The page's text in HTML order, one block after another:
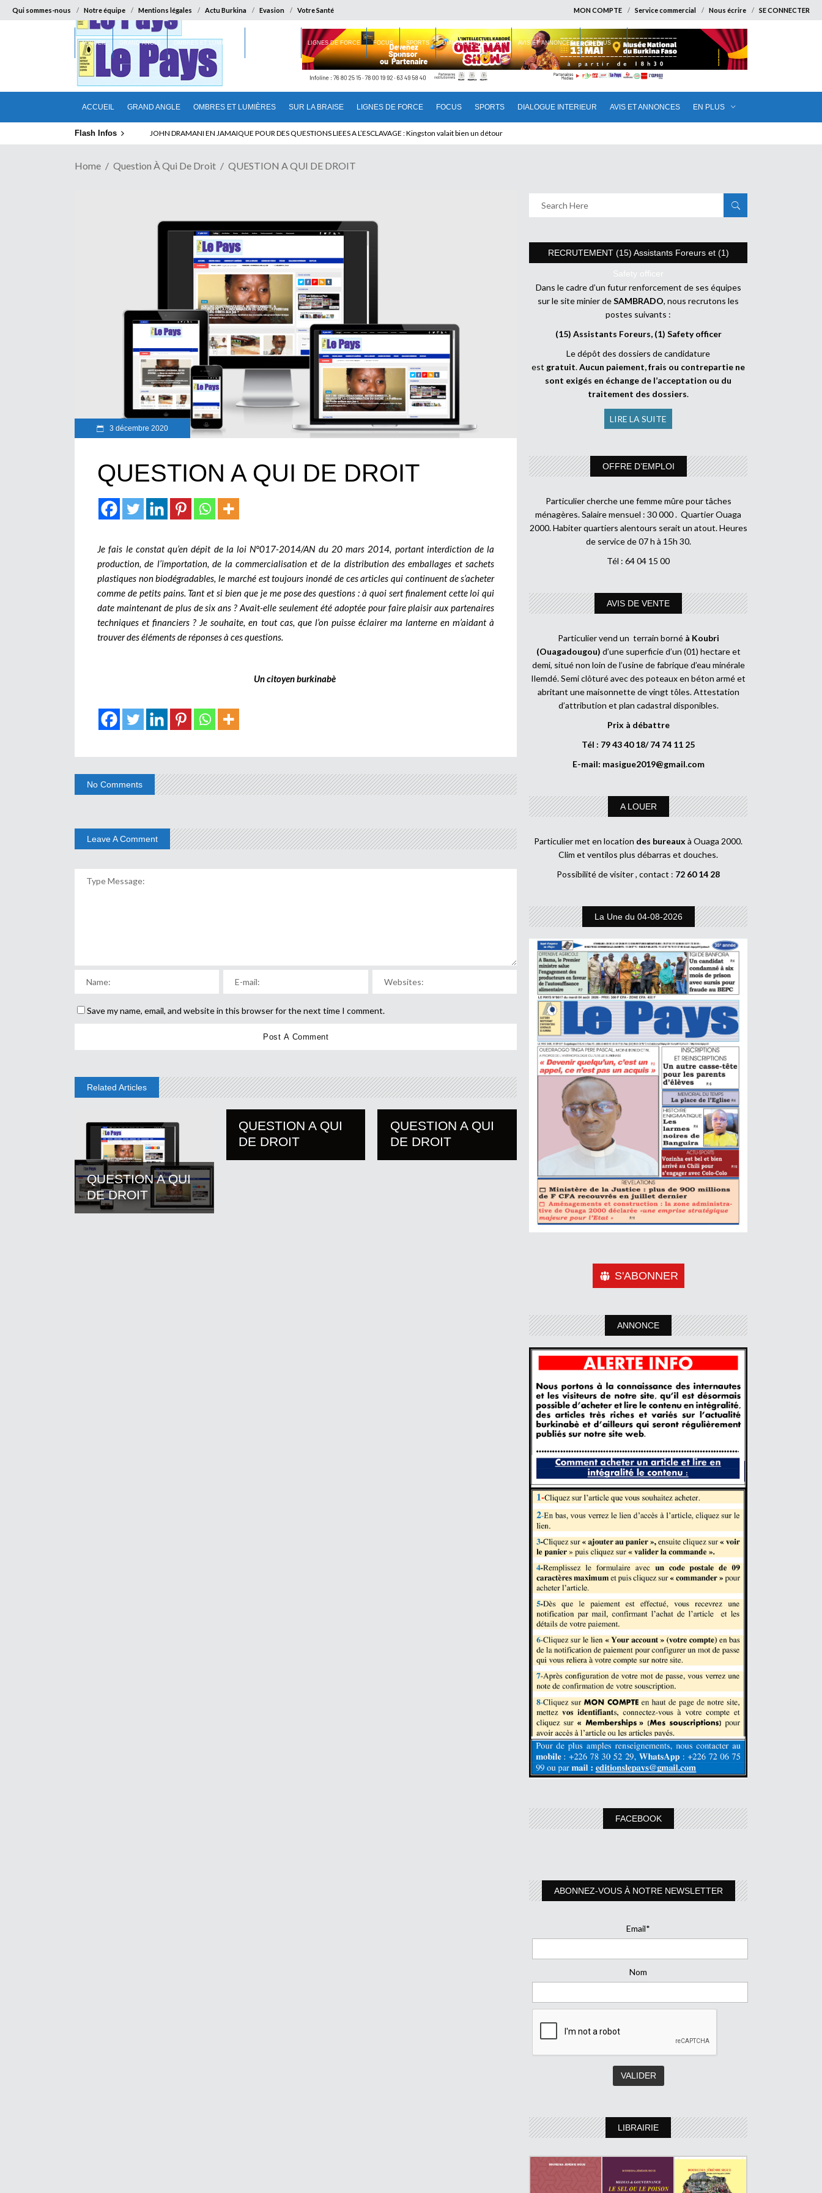
Qui sommes-nous Notre équipe Mentions légales Actu Burkina Evasion Votre Santé MON COMPTE Service commercial Nous écrire SE CONNECTER
ACCUEIL GRAND ANGLE OMBRES ET LUMIÈRES SUR LA BRAISE LIGNES DE FORCE FOCUS SPORTS DIALOGUE INTERIEUR AVIS ET ANNONCES EN PLUS
ACCUEIL GRAND ANGLE OMBRES ET LUMIÈRES LIGNES DE FORCE FOCUS SPORTS DIALOGUE INTERIEUR AVIS ET ANNONCES EN PLUS
Flash Infos ELECTION DE TALON A LA TETE DU SENAT BENINOIS : Quand Patrice quitte le pouvoir sans partir !
Home Question À Qui De Droit QUESTION A QUI DE DROIT
3 décembre 2020
QUESTION A QUI DE DROIT
Je fais le constat qu’en dépit de la loi N°017-2014/AN du 20 mars 2014, portant interdiction de la
production, de l’importation, de la commercialisation et de la distribution des emballages et sachets
plastiques non biodégradables, le marché est toujours inondé de ces articles qui continuent de s’acheter
comme de petits pains. Tant et si bien que je me pose des questions : à quoi sert finalement cette loi qui
date maintenant de plus de six ans ? Avait-elle seulement été adoptée pour faire plaisir aux partenaires
techniques et financiers ? Je souhaite, en tout cas, que l’on puisse éclairer ma lanterne en m’aidant à
trouver des éléments de réponses à ces questions.
Un citoyen burkinabè
No Comments
Leave A Comment
Save my name, email, and website in this browser for the next time I comment.
Related Articles
QUESTION A QUI
DE DROIT
QUESTION A QUI
DE DROIT
QUESTION A QUI
DE DROIT
RECRUTEMENT (15) Assistants Foreurs et (1)
Safety officer
Dans le cadre d’un futur renforcement de ses équipes
sur le site minier deSAMBRADO, nous recrutons les
postes suivants :
(15) Assistants Foreurs, (1) Safety officer
Le dépôt des dossiers de candidature
est gratuit.Aucun paiement, frais ou contrepartie ne
sont exigés en échange de l’acceptation ou du
traitement des dossiers.
LIRE LA SUITE
OFFRE D’EMPLOI
Particulier cherche une femme mûre pour tâches
ménagères. Salaire mensuel : 30 000 . Quartier Ouaga
2000. Habiter quartiers alentours serait un atout. Heures
de service de 07 h à 15h 30.
Tél : 64 04 15 00
AVIS DE VENTE
Particulier vend un terrain borné à Koubri
(Ouagadougou) d’une superficie d’un (01) hectare et
demi, situé non loin de l’usine de fabrique d’eau minérale
Ilemdé. Semi clôturé avec des poteaux en béton armé et
abritant une maisonnette de vingt tôles. Attestation
d’attribution et plan cadastral disponibles.
Prix à débattre
Tél : 79 43 40 18/ 74 74 11 25
E-mail: masigue2019@gmail.com
A LOUER
Particulier met en location des bureaux à Ouaga 2000.
Clim et ventilos plus débarras et douches.
Possibilité de visiter , contact : 72 60 14 28
La Une du 04-08-2026
S'ABONNER
ANNONCE
FACEBOOK
ABONNEZ-VOUS À NOTRE NEWSLETTER
Email*
Nom
LIBRAIRIE